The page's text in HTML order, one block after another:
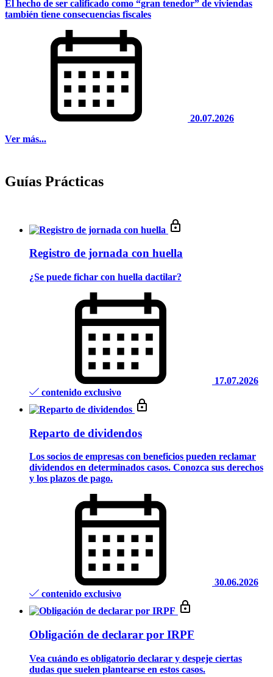
El hecho de ser calificado como “gran tenedor” de viviendas
también tiene consecuencias fiscales
20.07.2026
Ver más...
Guías Prácticas
Registro de jornada con huella
¿Se puede fichar con huella dactilar?
17.07.2026
contenido exclusivo
Reparto de dividendos
Los socios de empresas con beneficios pueden reclamar
dividendos en determinados casos. Conozca sus derechos
y los plazos de pago.
30.06.2026
contenido exclusivo
Obligación de declarar por IRPF
Vea cuándo es obligatorio declarar y despeje ciertas
dudas que suelen plantearse en estos casos.